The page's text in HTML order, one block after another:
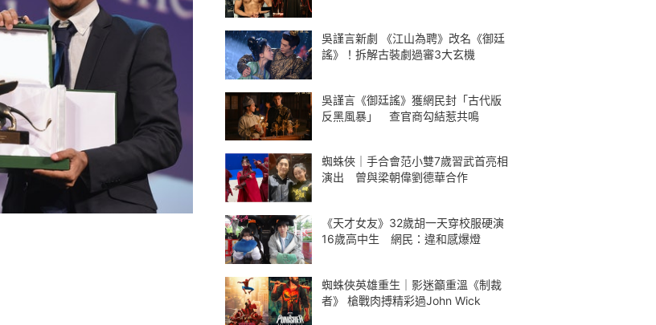
吳謹言新劇 《江山為聘》改名《御廷
謠》！拆解古裝劇過審3大玄機
吳謹言《御廷謠》獲網民封「古代版
反黑風暴」 查官商勾結惹共鳴
蜘蛛俠｜手合會范小雙7歲習武首亮相
演出 曾與梁朝偉劉德華合作
《天才女友》32歲胡一天穿校服硬演
16歲高中生 網民：違和感爆燈
蜘蛛俠英雄重生｜影迷籲重溫《制裁
者》 槍戰肉搏精彩過John Wick